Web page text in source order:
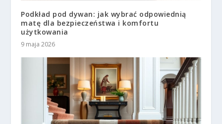
Podkład pod dywan: jak wybrać odpowiednią
matę dla bezpieczeństwa i komfortu
użytkowania
9 maja 2026